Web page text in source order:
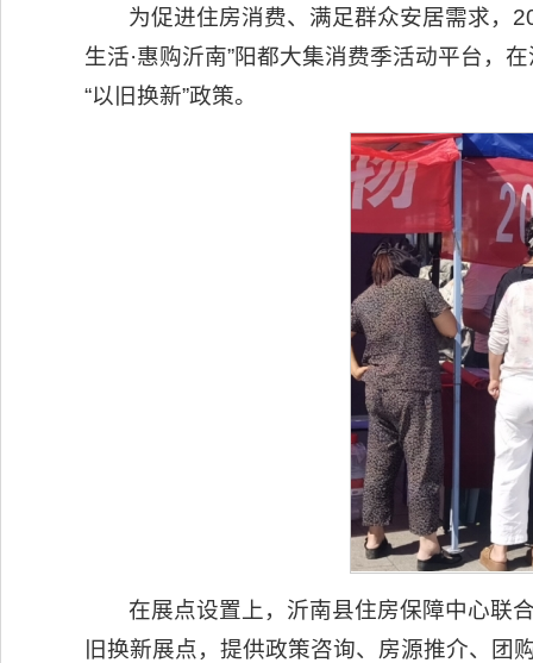
为促进住房消费、满足群众安居需求，
生活·惠购沂南”阳都大集消费季活动平台，
“以旧换新”政策。
在展点设置上，沂南县住房保障中心联
旧换新展点，提供政策咨询、房源推介、